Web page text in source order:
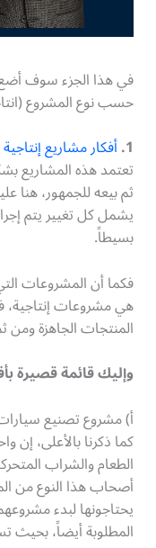
في هذا الجزء سوف
حسب نوع المشروع
1. أفكار مشاريع إنتاجية
تعتمد هذه المشاريع
ثم بيعه للجمهور، هنا
يشمل كل تغيير يتم
بسيطاً.
فكما أن المشروعات
هي مشروعات إنتاجية،
المنتجات الجاهزة
وإليك قائمة قصيرة
أ) مشروع تصنيع
كما ذكرنا بالأعلى،
الطعام والشراب
أصحاب هذا النوع من
يحتاجونها لبدء
المطلوبة أيضاً، بحيث